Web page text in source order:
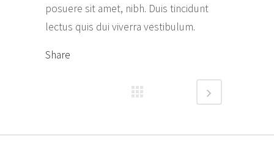
posuere sit amet, nibh. Duis tincidunt
lectus quis dui viverra vestibulum.
Share